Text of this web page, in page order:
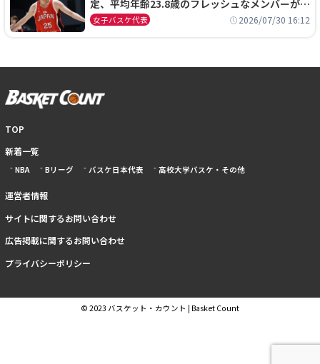
定、平均年齢23.8歳のフレッシュなメンバーが日
本開催の大舞台で頂点を狙う
女子バスケ代表 2026/07/30 16:12
TOP
新着一覧
NBA Bリーグ バスケ日本代表 高校大学バスケ・その他
運営者情報
サイトに関するお問い合わせ
広告掲載に関するお問い合わせ
プライバシーポリシー
© 2023 バスケット・カウント | Basket Count